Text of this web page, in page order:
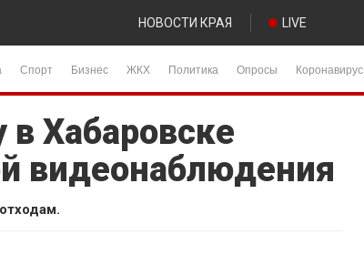
НОВОСТИ КРАЯ LIVE
Спорт Бизнес ЖКХ Политика Опросы Коронавирус
Хабаровске
видеонаблюдения